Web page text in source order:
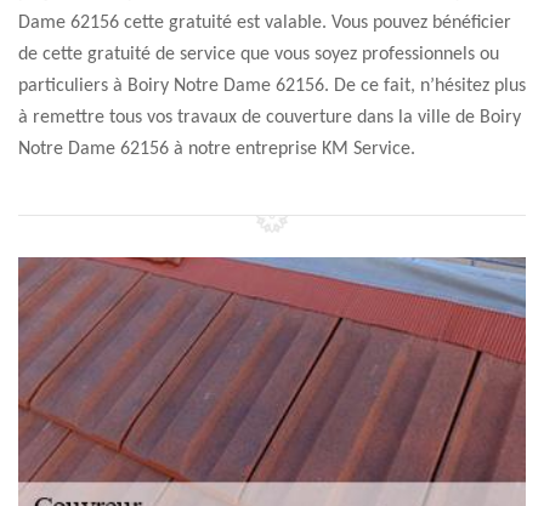
Dame 62156 cette gratuité est valable. Vous pouvez bénéficier
de cette gratuité de service que vous soyez professionnels ou
particuliers à Boiry Notre Dame 62156. De ce fait, n’hésitez plus
à remettre tous vos travaux de couverture dans la ville de Boiry
Notre Dame 62156 à notre entreprise KM Service.